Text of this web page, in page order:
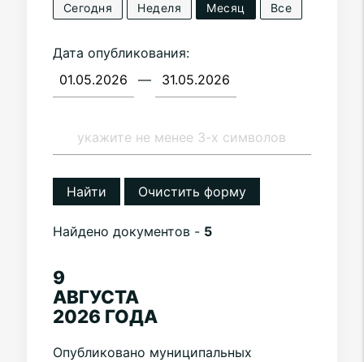
Сегодня Неделя Месяц Все
Дата опубликования:
—
Найти Очистить форму
Найдено документов - 5
9
АВГУСТА
2026 ГОДА
Опубликовано муниципальных